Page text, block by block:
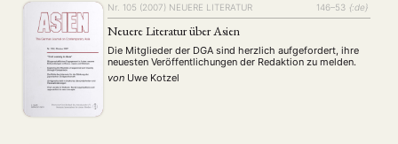
Nr. 105 (2007) NEUERE LITERATUR 146–53 {:de}
Neuere Literatur über Asien
Die Mitglieder der DGA sind herzlich aufgefordert, ihre
neuesten Veröffentlichungen der Redaktion zu melden.
von Uwe Kotzel